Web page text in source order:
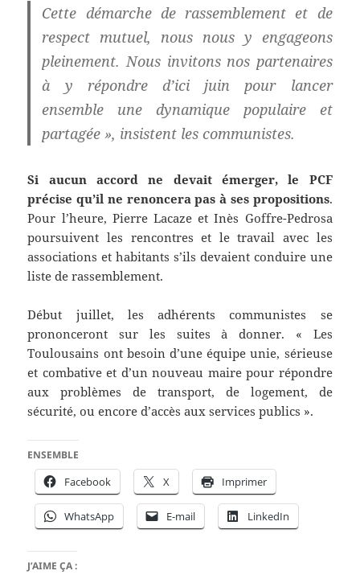
Cette démarche de rassemblement et de
respect mutuel, nous nous y engageons
pleinement. Nous invitons nos partenaires
à y répondre d’ici juin pour lancer
ensemble une dynamique populaire et
partagée », insistent les communistes.
Si aucun accord ne devait émerger, le PCF
précise qu’il ne renoncera pas à ses propositions.
Pour l’heure, Pierre Lacaze et Inès Goffre-Pedrosa
poursuivent les rencontres et le travail avec les
associations et habitants s’ils devaient conduire une
liste de rassemblement.
Début juillet, les adhérents communistes se
prononceront sur les suites à donner. « Les
Toulousains ont besoin d’une équipe unie, sérieuse
et combative et d’un nouveau maire pour répondre
aux problèmes de transport, de logement, de
sécurité, ou encore d’accès aux services publics ».
ENSEMBLE
Facebook X Imprimer
WhatsApp E-mail LinkedIn
J’AIME ÇA :